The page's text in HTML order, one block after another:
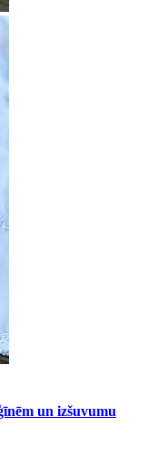
un izšuvumu